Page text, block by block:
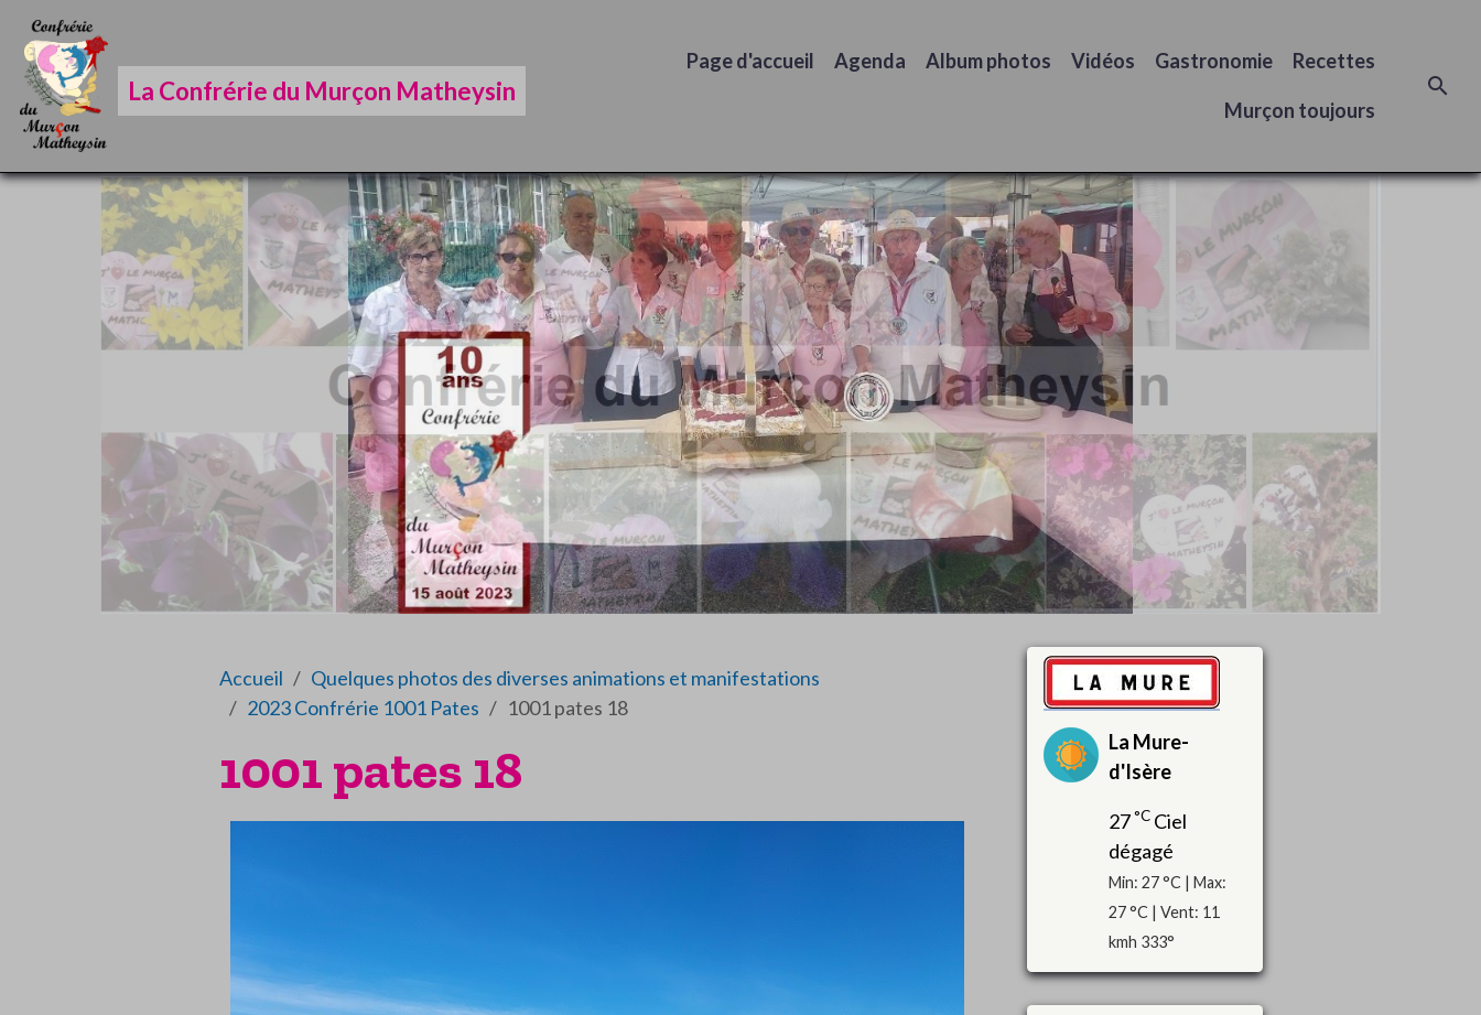
La Confrérie du Murçon Matheysin
Page d'accueil Agenda Album photos Vidéos Gastronomie Recettes
Murçon toujours
Accueil
Quelques photos des diverses animations et manifestations
2023 Confrérie 1001 Pates
1001 pates 18
1001 pates 18
La Mure-
d'Isère
27 °CCiel
dégagé
Min: 27 °C | Max:
27 °C | Vent: 11
kmh 333°